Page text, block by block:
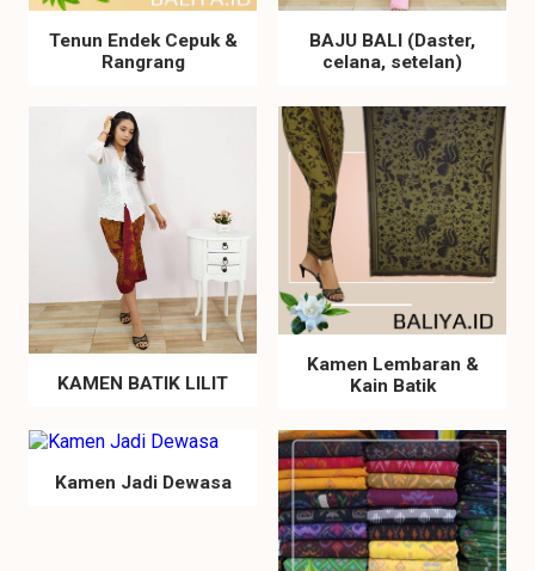
Tenun Endek Cepuk &
Rangrang
BAJU BALI (Daster,
celana, setelan)
KAMEN BATIK LILIT
Kamen Lembaran &
Kain Batik
Kamen Jadi Dewasa